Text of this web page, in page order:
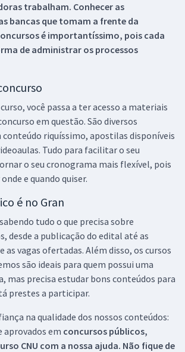
trabalham. Conhecer as
bancas que tomam a frente da
é importantíssimo, pois cada
de administrar os processos
você passa a ter acesso a materiais
em questão. São diversos
riquíssimo, apostilas disponíveis
Tudo para facilitar o seu
o seu cronograma mais flexível, pois
e quando quiser.
é no Gran
tudo o que precisa sobre
desde a publicação do edital até as
as vagas ofertadas. Além disso, os cursos
são ideais para quem possui uma
mas precisa estudar bons conteúdos para
prestes a participar.
na qualidade dos nossos conteúdos:
em concursos públicos,
CNU com a nossa ajuda. Não fique de